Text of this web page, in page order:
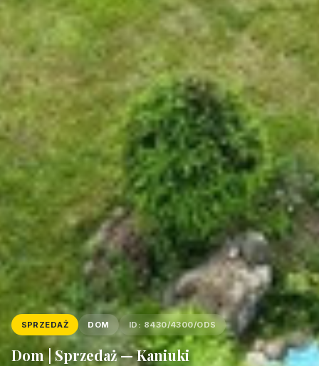
SPRZEDAŻ DOM ID: 8430/4300/ODS
Dom | Sprzedaż — Kaniuki